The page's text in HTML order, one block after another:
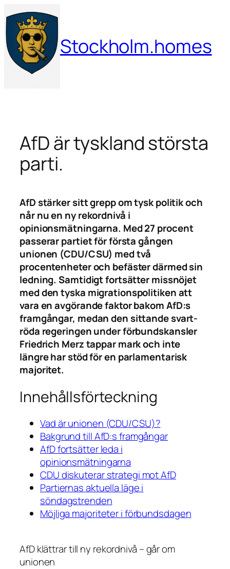
Hoppa
till
innehåll
Stockholm.homes
AfD är tyskland största
parti.
AfD stärker sitt grepp om tysk politik och
når nu en ny rekordnivå i
opinionsmätningarna. Med 27 procent
passerar partiet för första gången
unionen (CDU/CSU) med två
procentenheter och befäster därmed sin
ledning. Samtidigt fortsätter missnöjet
med den tyska migrationspolitiken att
vara en avgörande faktor bakom AfD:s
framgångar, medan den sittande svart-
röda regeringen under förbundskansler
Friedrich Merz tappar mark och inte
längre har stöd för en parlamentarisk
majoritet.
Innehållsförteckning
Vad är unionen (CDU/CSU)?
Bakgrund till AfD:s framgångar
AfD fortsätter leda i
opinionsmätningarna
CDU diskuterar strategi mot AfD
Partiernas aktuella läge i
söndagstrenden
Möjliga majoriteter i förbundsdagen
AfD klättrar till ny rekordnivå – går om
unionen